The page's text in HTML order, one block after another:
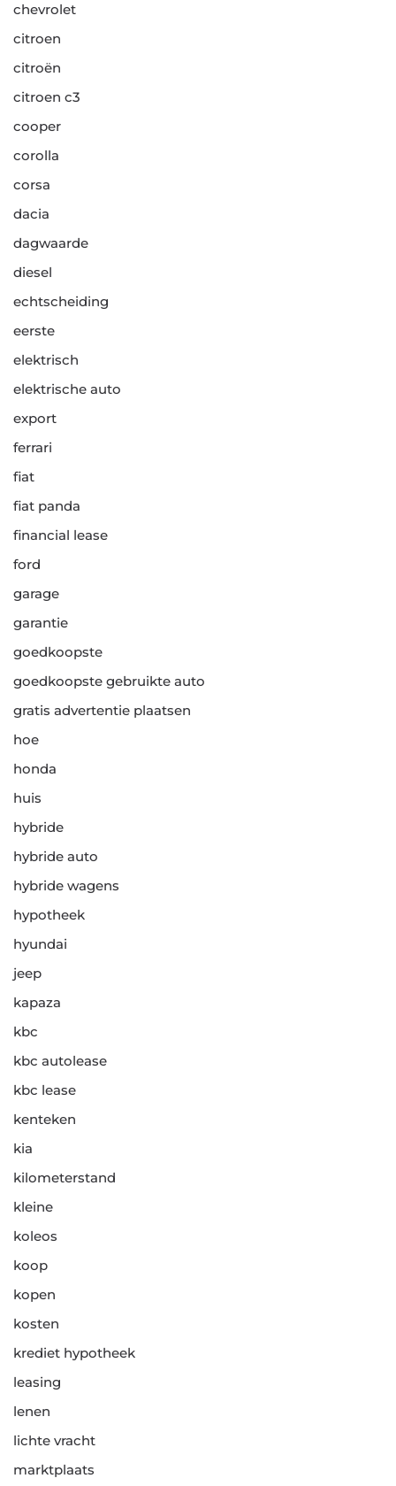
chevrolet
citroen
citroën
citroen c3
cooper
corolla
corsa
dacia
dagwaarde
diesel
echtscheiding
eerste
elektrisch
elektrische auto
export
ferrari
fiat
fiat panda
financial lease
ford
garage
garantie
goedkoopste
goedkoopste gebruikte auto
gratis advertentie plaatsen
hoe
honda
huis
hybride
hybride auto
hybride wagens
hypotheek
hyundai
jeep
kapaza
kbc
kbc autolease
kbc lease
kenteken
kia
kilometerstand
kleine
koleos
koop
kopen
kosten
krediet hypotheek
leasing
lenen
lichte vracht
marktplaats